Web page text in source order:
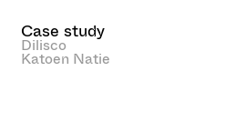
Case study
Dilisco
Katoen Natie